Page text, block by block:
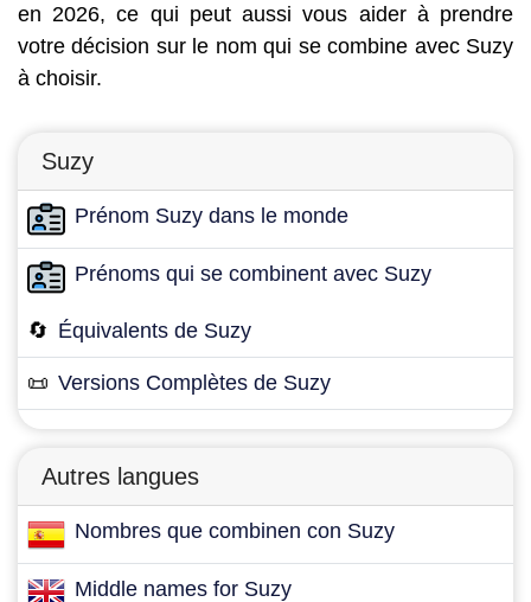
en 2026, ce qui peut aussi vous aider à prendre
votre décision sur le nom qui se combine avec Suzy
à choisir.
Suzy
Prénom Suzy dans le monde
Prénoms qui se combinent avec Suzy
🔄 Équivalents de Suzy
📜 Versions Complètes de Suzy
Autres langues
Nombres que combinen con Suzy
Middle names for Suzy